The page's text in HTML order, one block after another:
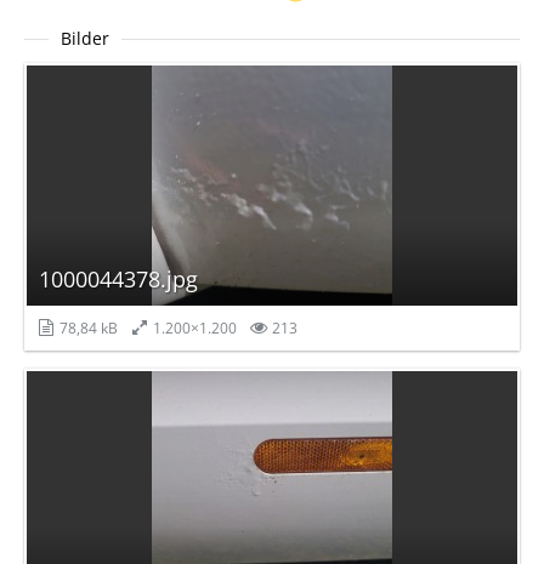
Bilder
1000044378.jpg
78,84 kB 1.200×1.200 213